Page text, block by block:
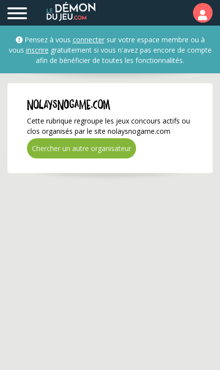
nolaysnogame.com ✅
Pensez à vous connectersur votre espace membre ou à
vous inscrire gratuitement si vous n'avez pas encore de compte
afin de bénéficier de toutes les fonctionnalités.
nolaysnogame.com
Cette rubrique regroupe les jeux concours actifs ou
clos organisés par le site nolaysnogame.com
Chercher un autre organisateur